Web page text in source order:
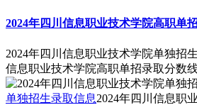
2024年四川信息职业技术学院高职单
2024年四川信息职业技术学院单独招
信息职业技术学院高职单招录取分数
单独招生录取信息2024年四川信息职